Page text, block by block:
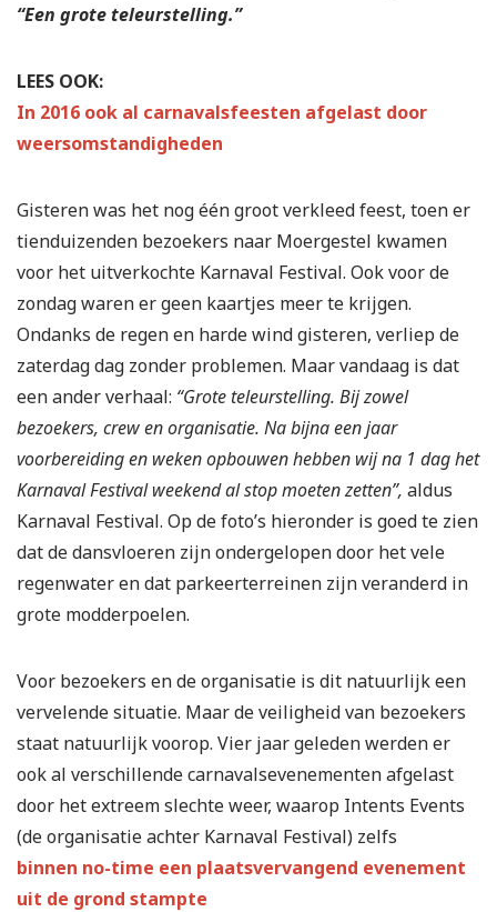
“Een grote teleurstelling.”
LEES OOK:
In 2016 ook al carnavalsfeesten afgelast door
weersomstandigheden
Gisteren was het nog één groot verkleed feest, toen er
tienduizenden bezoekers naar Moergestel kwamen
voor het uitverkochte Karnaval Festival. Ook voor de
zondag waren er geen kaartjes meer te krijgen.
Ondanks de regen en harde wind gisteren, verliep de
zaterdag dag zonder problemen. Maar vandaag is dat
een ander verhaal: “Grote teleurstelling. Bij zowel
bezoekers, crew en organisatie. Na bijna een jaar
voorbereiding en weken opbouwen hebben wij na 1 dag het
Karnaval Festival weekend al stop moeten zetten”, aldus
Karnaval Festival. Op de foto’s hieronder is goed te zien
dat de dansvloeren zijn ondergelopen door het vele
regenwater en dat parkeerterreinen zijn veranderd in
grote modderpoelen.
Voor bezoekers en de organisatie is dit natuurlijk een
vervelende situatie. Maar de veiligheid van bezoekers
staat natuurlijk voorop. Vier jaar geleden werden er
ook al verschillende carnavalsevenementen afgelast
door het extreem slechte weer, waarop Intents Events
(de organisatie achter Karnaval Festival) zelfs
binnen no-time een plaatsvervangend evenement
uit de grond stampte